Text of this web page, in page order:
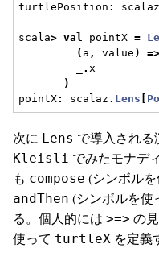
turtlePosition : scalaz
scala> val pointX =
( a , value ) =>
.x
)
pointX: scalaz . Lens
次に Lens で導入される
Kleisli でみたモナデ
も compose (シンボル
andThen (シンボルを使
る。個人的には >=> の
使って turtleX を定義